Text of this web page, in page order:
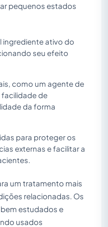
pequenos estados
ingrediente ativo do
seu efeito
como um agente de
de
da forma
para proteger os
externas e facilitar a
um tratamento mais
relacionadas. Os
estudados e
usados